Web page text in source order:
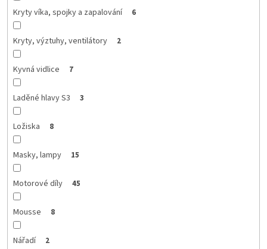
Kryty víka, spojky a zapalování 6
Kryty, výztuhy, ventilátory 2
Kyvná vidlice 7
Laděné hlavy S3 3
Ložiska 8
Masky, lampy 15
Motorové díly 45
Mousse 8
Nářadí 2